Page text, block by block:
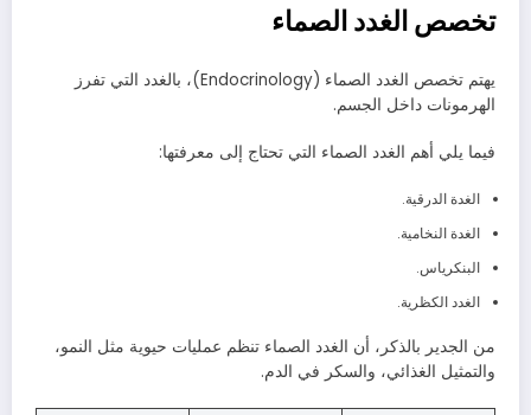
تخصص الغدد الصماء
يهتم تخصص الغدد الصماء (Endocrinology)، بالغدد التي تفرز
الهرمونات داخل الجسم.
فيما يلي أهم الغدد الصماء التي تحتاج إلى معرفتها:
الغدة الدرقية.
الغدة النخامية.
البنكرياس.
الغدد الكظرية.
من الجدير بالذكر، أن الغدد الصماء تنظم عمليات حيوية مثل النمو،
والتمثيل الغذائي، والسكر في الدم.